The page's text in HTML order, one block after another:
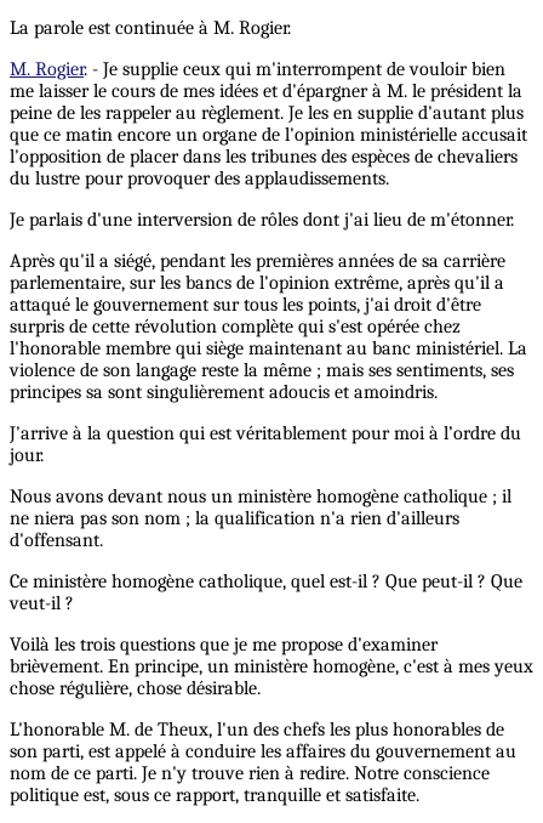
La parole est continuée à M. Rogier.
M. Rogier. - Je supplie ceux qui m'interrompent de vouloir bien
me laisser le cours de mes idées et d'épargner à M. le président la
peine de les rappeler au règlement. Je les en supplie d'autant plus
que ce matin encore un organe de l'opinion ministérielle accusait
l'opposition de placer dans les tribunes des espèces de chevaliers
du lustre pour provoquer des applaudissements.
Je parlais d'une interversion de rôles dont j'ai lieu de m'étonner.
Après qu'il a siégé, pendant les premières années de sa carrière
parlementaire, sur les bancs de l'opinion extrême, après qu'il a
attaqué le gouvernement sur tous les points, j'ai droit d'être
surpris de cette révolution complète qui s'est opérée chez
l'honorable membre qui siège maintenant au banc ministériel. La
violence de son langage reste la même ; mais ses sentiments, ses
principes sa sont singulièrement adoucis et amoindris.
J'arrive à la question qui est véritablement pour moi à l’ordre du
jour.
Nous avons devant nous un ministère homogène catholique ; il
ne niera pas son nom ; la qualification n'a rien d'ailleurs
d'offensant.
Ce ministère homogène catholique, quel est-il ? Que peut-il ? Que
veut-il ?
Voilà les trois questions que je me propose d'examiner
brièvement. En principe, un ministère homogène, c'est à mes yeux
chose régulière, chose désirable.
L'honorable M. de Theux, l'un des chefs les plus honorables de
son parti, est appelé à conduire les affaires du gouvernement au
nom de ce parti. Je n'y trouve rien à redire. Notre conscience
politique est, sous ce rapport, tranquille et satisfaite.